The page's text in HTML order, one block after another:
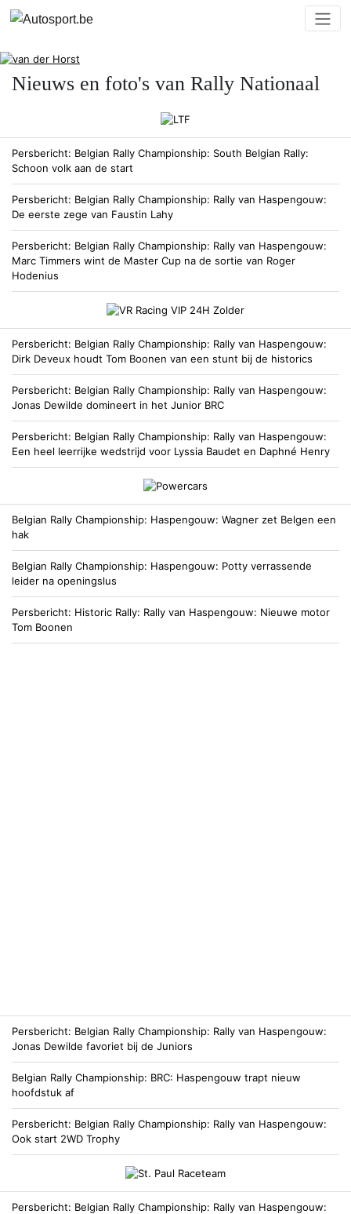
Nieuws en foto's van Rally Nationaal
Persbericht Belgian Rally Championship South Belgian Rally:
Schoon volk aan de start
Persbericht Belgian Rally Championship Rally van Haspengouw:
De eerste zege van Faustin Lahy
Persbericht Belgian Rally Championship Rally van Haspengouw:
Marc Timmers wint de Master Cup na de sortie van Roger
Hodenius
Persbericht Belgian Rally Championship Rally van Haspengouw:
Dirk Deveux houdt Tom Boonen van een stunt bij de historics
Persbericht Belgian Rally Championship Rally van Haspengouw:
Jonas Dewilde domineert in het Junior BRC
Persbericht Belgian Rally Championship Rally van Haspengouw:
Een heel leerrijke wedstrijd voor Lyssia Baudet en Daphné Henry
Belgian Rally Championship Haspengouw: Wagner zet Belgen een
hak
Belgian Rally Championship Haspengouw: Potty verrassende
leider na openingslus
Persbericht Historic Rally Rally van Haspengouw: Nieuwe motor
Tom Boonen
Persbericht Belgian Rally Championship Rally van Haspengouw:
Jonas Dewilde favoriet bij de Juniors
Belgian Rally Championship BRC: Haspengouw trapt nieuw
hoofdstuk af
Persbericht Belgian Rally Championship Rally van Haspengouw:
Ook start 2WD Trophy
Persbericht Belgian Rally Championship Rally van Haspengouw: